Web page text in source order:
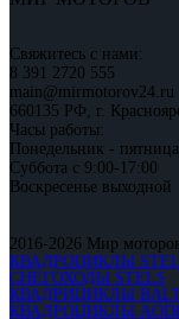
Свяжитесь с нами:
8 391 2720 555
main@mirmotorov24.ru
660135 РФ, г.
Часы работы:
Понедельник -
Суббота с 9:00-17:00
Воскресенье выходной
2016-2026 Мир
КВАДРОЦИКЛЫ
СНЕГОХОДЫ STELS
КВАДРИЦИКЛЫ
КВАДРОЦИКЛЫ